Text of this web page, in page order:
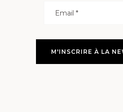
M'INSCRIRE À LA